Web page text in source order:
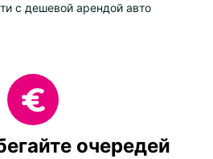
с дешевой арендой авто
очередей